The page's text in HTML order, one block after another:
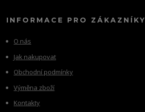
INFORMACE PRO ZÁKAZNÍKY
O nás
Jak nakupovat
Obchodní podmínky
Výměna zboží
Kontakty